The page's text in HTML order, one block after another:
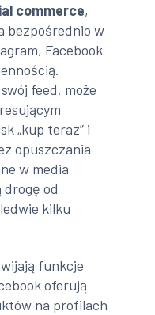
commerce,
bezpośrednio w
Facebook
feed, może
„kup teraz” i
opuszczania
w media
drogę od
kilku
funkcje
oferują
na profilach